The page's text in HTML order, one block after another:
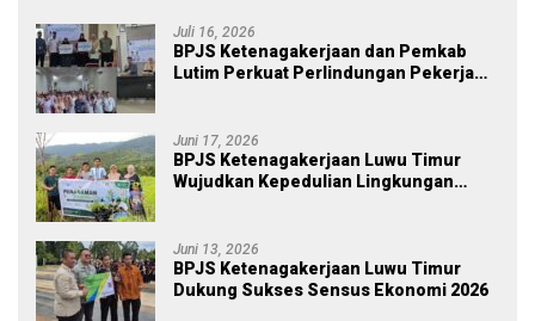
Juli 16, 2026
BPJS Ketenagakerjaan dan Pemkab
Lutim Perkuat Perlindungan Pekerja
Juni 17, 2026
BPJS Ketenagakerjaan Luwu Timur
Wujudkan Kepedulian Lingkungan
Juni 13, 2026
BPJS Ketenagakerjaan Luwu Timur
Dukung Sukses Sensus Ekonomi 2026